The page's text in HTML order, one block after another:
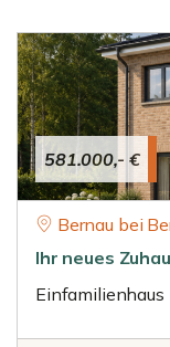
581.000,- €
Bernau bei
Ihr neues
Einfamilienhaus